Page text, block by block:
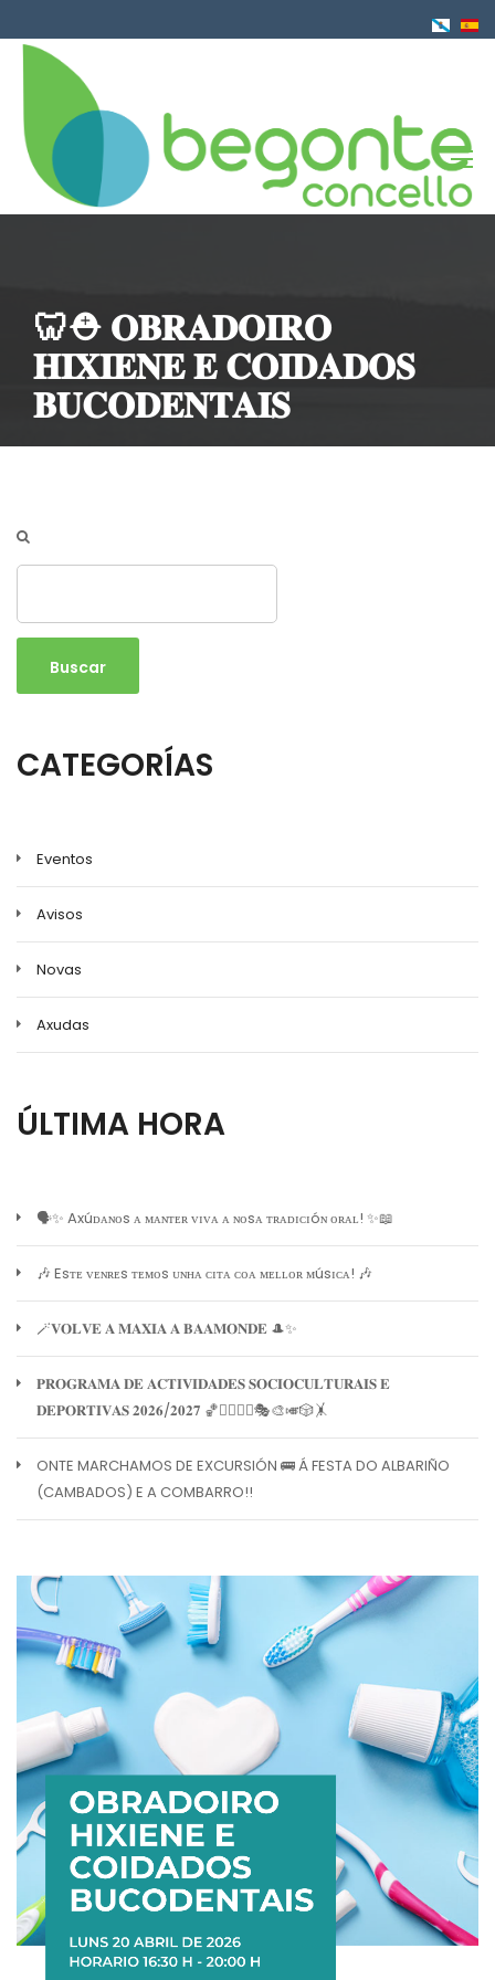
o
🦷⛑️ 𝐎𝐁𝐑𝐀𝐃𝐎𝐈𝐑𝐎
𝐇𝐈𝐗𝐈𝐄𝐍𝐄 𝐄 𝐂𝐎𝐈𝐃𝐀𝐃𝐎𝐒
𝐁𝐔𝐂𝐎𝐃𝐄𝐍𝐓𝐀𝐈𝐒
CATEGORÍAS
Eventos
Avisos
Novas
Axudas
ÚLTIMA HORA
🗣️✨ Axúᴅᴀɴᴏs ᴀ ᴍᴀɴᴛᴇʀ ᴠɪᴠᴀ ᴀ ɴᴏsᴀ ᴛʀᴀᴅɪᴄɪóɴ ᴏʀᴀʟ! ✨📖
🎶 Esᴛᴇ ᴠᴇɴʀᴇs ᴛᴇᴍᴏs ᴜɴʜᴀ ᴄɪᴛᴀ ᴄᴏᴀ ᴍᴇʟʟᴏʀ ᴍúsɪᴄᴀ! 🎶
🪄𝐕𝐎𝐋𝐕𝐄 𝐀 𝐌𝐀𝐗𝐈𝐀 𝐀 𝐁𝐀𝐀𝐌𝐎𝐍𝐃𝐄 🎩✨
𝐏𝐑𝐎𝐆𝐑𝐀𝐌𝐀 𝐃𝐄 𝐀𝐂𝐓𝐈𝐕𝐈𝐃𝐀𝐃𝐄𝐒 𝐒𝐎𝐂𝐈𝐎𝐂𝐔𝐋𝐓𝐔𝐑𝐀𝐈𝐒 𝐄
𝐃𝐄𝐏𝐎𝐑𝐓𝐈𝐕𝐀𝐒 𝟐𝟎𝟐𝟔/𝟐𝟎𝟐𝟕 🏀🏊‍♀️🧘‍♀️🎭🎨🎺🎲🤸
ONTE MARCHAMOS DE EXCURSIÓN 🚌 Á FESTA DO ALBARIÑO
(CAMBADOS) E A COMBARRO!!